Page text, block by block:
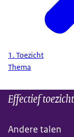
1. Toezicht
Thema
Effectief
Andere talen